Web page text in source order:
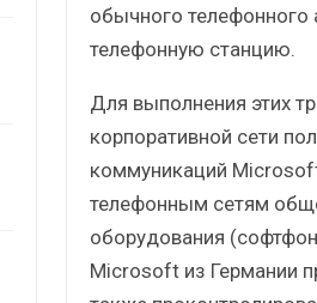
обычного телефонного
телефонную станцию.
Для выполнения этих
корпоративной сети
коммуникаций
телефонным сетям
оборудования
Microsoft из Германии